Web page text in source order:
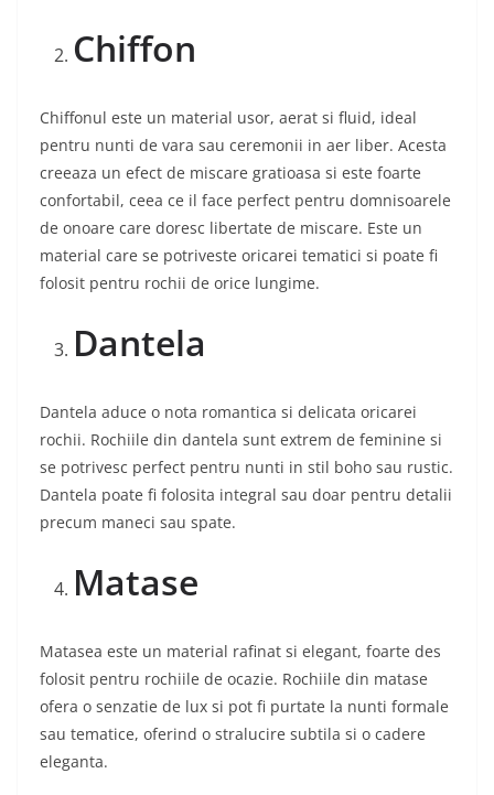
Chiffon
Chiffonul este un material usor, aerat si fluid, ideal
pentru nunti de vara sau ceremonii in aer liber. Acesta
creeaza un efect de miscare gratioasa si este foarte
confortabil, ceea ce il face perfect pentru domnisoarele
de onoare care doresc libertate de miscare. Este un
material care se potriveste oricarei tematici si poate fi
folosit pentru rochii de orice lungime.
Dantela
Dantela aduce o nota romantica si delicata oricarei
rochii. Rochiile din dantela sunt extrem de feminine si
se potrivesc perfect pentru nunti in stil boho sau rustic.
Dantela poate fi folosita integral sau doar pentru detalii
precum maneci sau spate.
Matase
Matasea este un material rafinat si elegant, foarte des
folosit pentru rochiile de ocazie. Rochiile din matase
ofera o senzatie de lux si pot fi purtate la nunti formale
sau tematice, oferind o stralucire subtila si o cadere
eleganta.